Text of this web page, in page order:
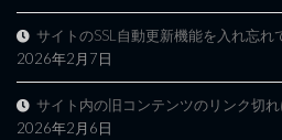
サイトのSSL自動更新機能を入れ忘れ
2026年2月7日
サイト内の旧コンテンツのリンク切
2026年2月6日